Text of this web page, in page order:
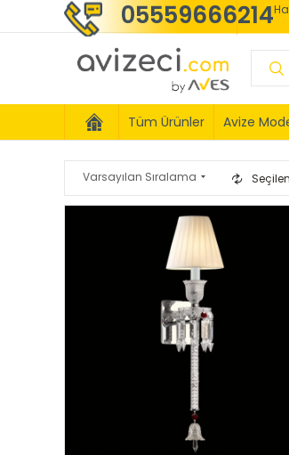
05559666214
Tüm Ürünler Avize